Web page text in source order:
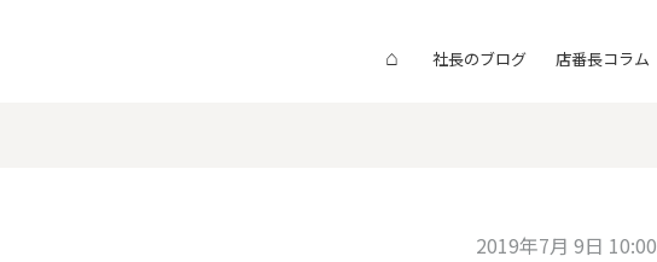
⌂ 社長のブログ 店番長コラム
2019年7月 9日 10:00